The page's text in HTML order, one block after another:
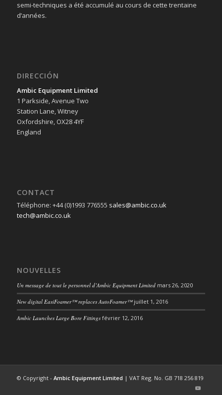
semi-techniques a été accumulé au cours de cette trentaine
d’années.
DIRECCIÓN
Ambic Equipment Limited
1 Parkside, Avenue Two
Station Lane, Witney
Oxfordshire, OX28 4YF
England
CONTACT
Téléphone: +44 (0)1993 776555 sales@ambic.co.uk
tech@ambic.co.uk
NOUVELLES
Un message de tout le personnel d’Ambic Equipment Limited mars 26, 2020
New digital EasiFoamer™ replaces AutoFoamer™ juillet 1, 2016
Ambic Launches Large Bore Fittings février 12, 2016
© Copyright - Ambic Equipment Limited | VAT Reg. No. GB 718 256 819